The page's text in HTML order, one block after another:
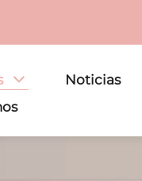
Noticias